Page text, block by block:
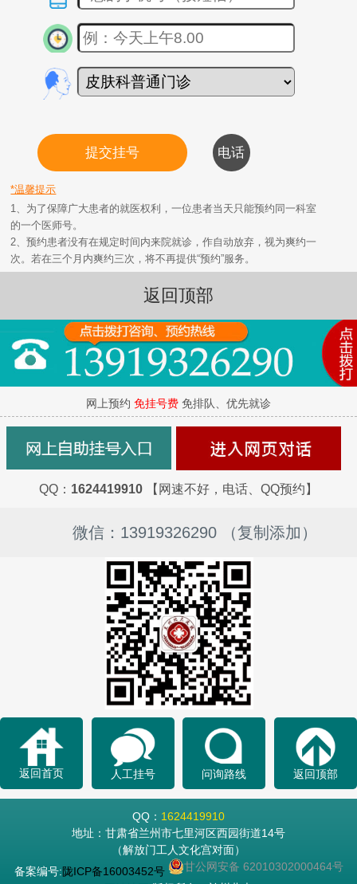
*温馨提示
1、为了保障广大患者的就医权利，一位患者当天只能预约同一科室
的一个医师号。
2、预约患者没有在规定时间内来院就诊，作自动放弃，视为爽约一
次。若在三个月内爽约三次，将不再提供“预约”服务。
返回顶部
网上预约 免挂号费 免排队、优先就诊
QQ： 1624419910 【网速不好，电话、QQ预约】
微信：13919326290 （复制添加）
返回首页 人工挂号 问询路线 返回顶部
QQ： 1624419910
地址：甘肃省兰州市七里河区西园街道14号
（解放门工人文化宫对面）
备案编号:陇ICP备16003452号
甘公网安备 62010302000464号